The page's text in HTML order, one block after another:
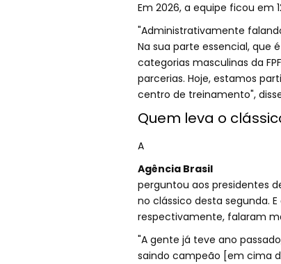
Em 2026, a equipe ficou em
"Administrativamente
Na sua parte essencial, que
categorias masculinas da
parcerias. Hoje, estamos
centro de treinamento",
Quem leva o
A
Agência Brasil
perguntou aos presidentes
no clássico desta segunda.
respectivamente, falaram
"A gente já teve ano
saindo campeão [em cima